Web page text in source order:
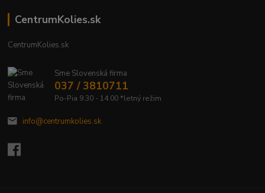
CentrumKolies.sk
CentrumKolies.sk
Sme Slovenská firma
037 / 3810711
Po-Pia 9.30 - 14.00 *letný režim
info@centrumkolies.sk